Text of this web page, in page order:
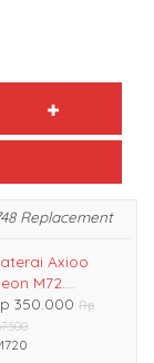
Replacement
Axioo
M72....
350.000 Rp